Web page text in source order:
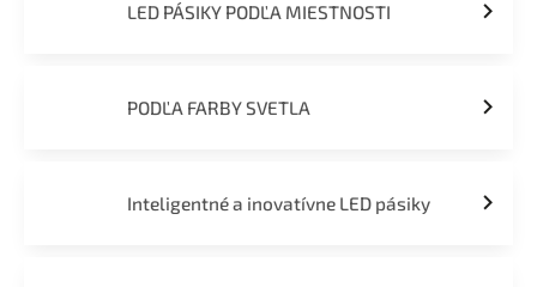
LED PÁSIKY PODĽA MIESTNOSTI
PODĽA FARBY SVETLA
Inteligentné a inovatívne LED pásiky